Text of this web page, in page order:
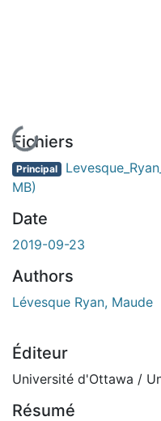
En cours de chargement...
Fichiers
Principal
MB)
Date
2019-09-23
Authors
Lévesque Ryan, Maude
Éditeur
Université d'Ottawa /
Résumé